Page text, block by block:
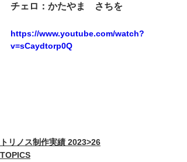
チェロ：かたやま　さちを
https://www.youtube.com/watch?
v=sCaydtorp0Q
トリノス制作実績 2023>26
TOPICS